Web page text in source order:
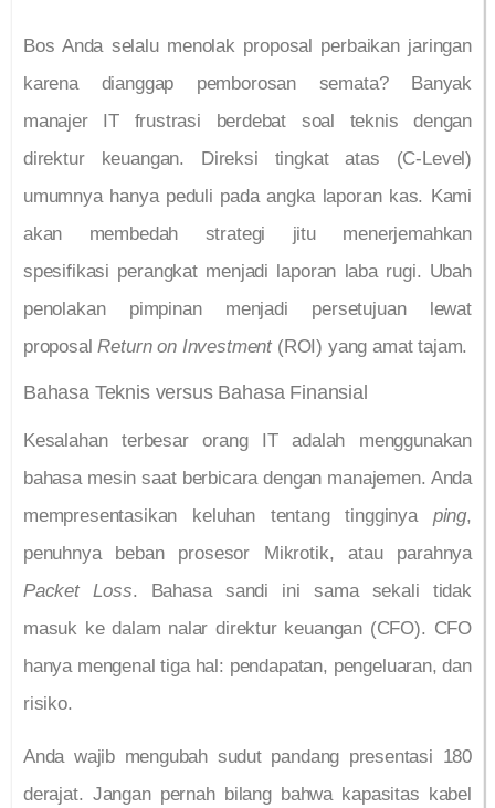
Bos Anda selalu menolak proposal perbaikan jaringan
karena dianggap pemborosan semata? Banyak
manajer IT frustrasi berdebat soal teknis dengan
direktur keuangan. Direksi tingkat atas (C-Level)
umumnya hanya peduli pada angka laporan kas. Kami
akan membedah strategi jitu menerjemahkan
spesifikasi perangkat menjadi laporan laba rugi. Ubah
penolakan pimpinan menjadi persetujuan lewat
proposalReturn on Investment(ROI) yang amat tajam.
Bahasa Teknis versus Bahasa Finansial
Kesalahan terbesar orang IT adalah menggunakan
bahasa mesin saat berbicara dengan manajemen. Anda
mempresentasikan keluhan tentang tingginya ping,
penuhnya beban prosesor Mikrotik, atau parahnya
Packet Loss. Bahasa sandi ini sama sekali tidak
masuk ke dalam nalar direktur keuangan (CFO). CFO
hanya mengenal tiga hal: pendapatan, pengeluaran, dan
risiko.
Anda wajib mengubah sudut pandang presentasi 180
derajat. Jangan pernah bilang bahwa kapasitas kabel